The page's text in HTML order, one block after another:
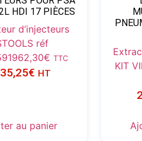
HDI 17 PIÈCES
d’injecteurs
réf
1962,30€ TTC
€ HT
au panier
KIT